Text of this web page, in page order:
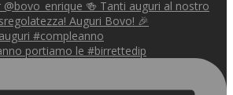
portiamo le #birrettedip